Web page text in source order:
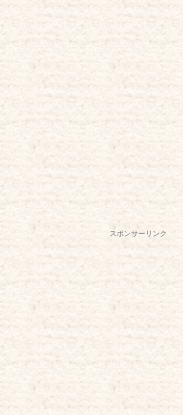
スポンサーリンク